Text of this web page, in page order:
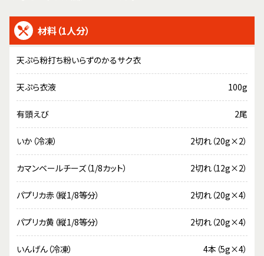
材料（1人分）
天ぷら粉打ち粉いらずのかるサク衣
天ぷら衣液 100g
有頭えび 2尾
いか（冷凍） 2切れ（20g×2）
カマンベールチーズ（1/8カット） 2切れ（12g×2）
パプリカ赤（縦1/8等分） 2切れ（20g×4）
パプリカ黄（縦1/8等分） 2切れ（20g×4）
いんげん（冷凍） 4本（5g×4）